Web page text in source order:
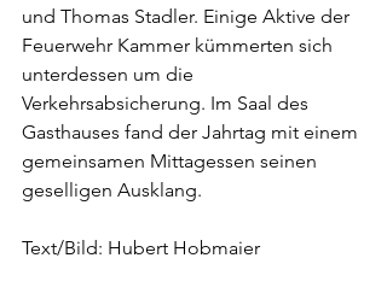
und Thomas Stadler. Einige Aktive der
Feuerwehr Kammer kümmerten sich
unterdessen um die
Verkehrsabsicherung. Im Saal des
Gasthauses fand der Jahrtag mit einem
gemeinsamen Mittagessen seinen
geselligen Ausklang.
Text/Bild: Hubert Hobmaier